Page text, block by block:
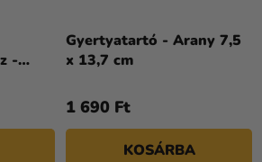
-
Gyertyatartó - Arany 7,5
x 13,7 cm
1 690 Ft
KOSÁRBA